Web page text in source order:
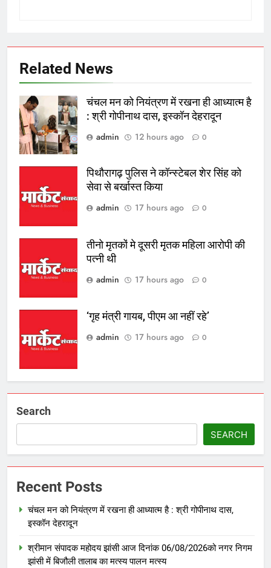
Related News
चंचल मन को नियंत्रण में रखना ही आध्यात्म है
: श्री गोपीनाथ दास, इस्कॉन देहरादून
admin
12 hours ago 0
पिथौरागढ़ पुलिस ने कॉन्स्टेबल शेर सिंह को
सेवा से बर्खास्त किया
admin
17 hours ago 0
तीनो मृतकों मे दूसरी मृतक महिला आरोपी की
पत्नी थी
admin
17 hours ago 0
‘गृह मंत्री गायब, पीएम आ नहीं रहे’
admin
17 hours ago 0
Search
SEARCH
Recent Posts
चंचल मन को नियंत्रण में रखना ही आध्यात्म है : श्री गोपीनाथ दास,
इस्कॉन देहरादून
श्रीमान संपादक महोदय झांसी आज दिनांक 06/08/2026को नगर निगम
झांसी में बिजौली तालाब का मत्स्य पालन मत्स्य